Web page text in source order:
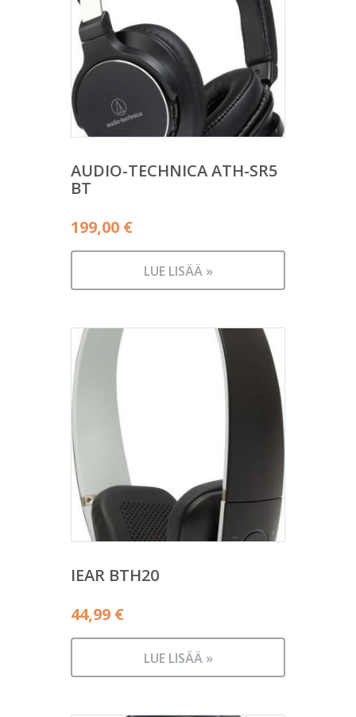
AUDIO-TECHNICA ATH-SR5
BT
199,00 €
LUE LISÄÄ »
IEAR BTH20
44,99 €
LUE LISÄÄ »